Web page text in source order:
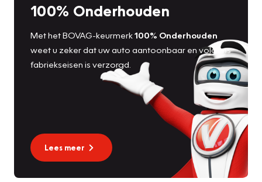
100% Onderhouden
Met het BOVAG-keurmerk100% Onderhouden
weet u zeker dat uw auto aantoonbaar en volgens
fabriekseisen is verzorgd.
Lees meer